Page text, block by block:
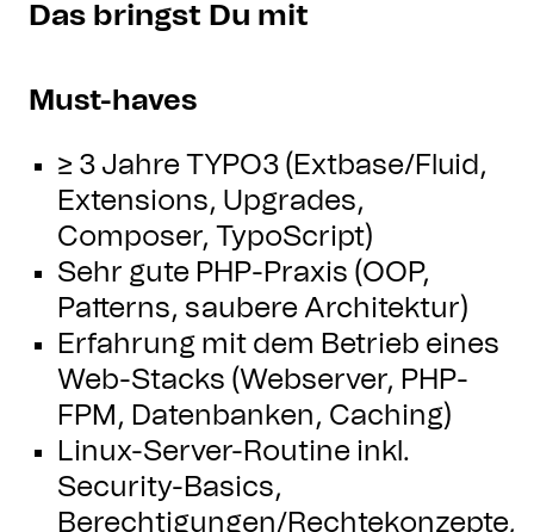
Das bringst Du mit
Must-haves
≥ 3 Jahre TYPO3 (Extbase/Fluid,
Extensions, Upgrades,
Composer, TypoScript)
Sehr gute PHP-Praxis (OOP,
Patterns, saubere Architektur)
Erfahrung mit dem Betrieb eines
Web-Stacks (Webserver, PHP-
FPM, Datenbanken, Caching)
Linux-Server-Routine inkl.
Security-Basics,
Berechtigungen/Rechtekonzepte,